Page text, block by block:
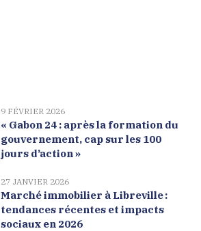
9 FÉVRIER 2026
« Gabon 24 : après la formation du
gouvernement, cap sur les 100
jours d’action »
27 JANVIER 2026
Marché immobilier à Libreville :
tendances récentes et impacts
sociaux en 2026